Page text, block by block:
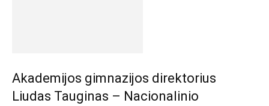
Akademijos gimnazijos direktorius
Liudas Tauginas – Nacionalinio